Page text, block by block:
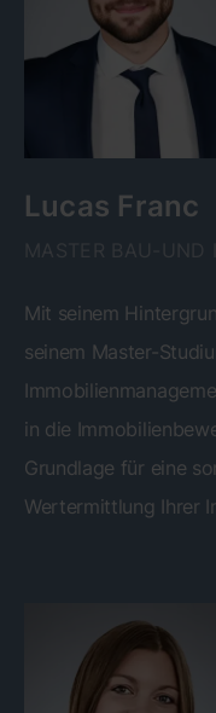
Lucas Franc
Mit seinem
seinem Master-
in die
Grundlage für eine
Wertermittlung Ihrer